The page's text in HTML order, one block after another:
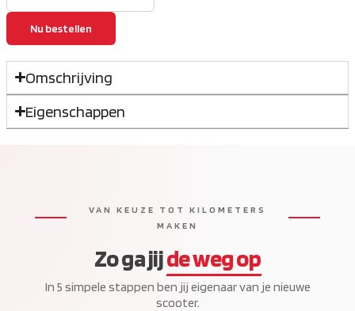
Nu bestellen
Omschrijving
Eigenschappen
VAN KEUZE TOT KILOMETERS
MAKEN
Zo ga jijde weg op
In 5 simpele stappen ben jij eigenaar van je nieuwe
scooter.